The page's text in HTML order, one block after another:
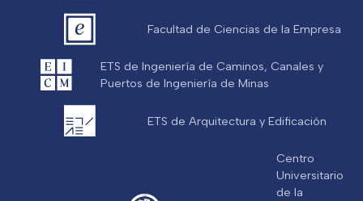
Facultad de Ciencias de la Empresa
ETS de Ingeniería de Caminos, Canales y
Puertos de Ingeniería de Minas
ETS de Arquitectura y Edificación
Centro
Universitario
de la